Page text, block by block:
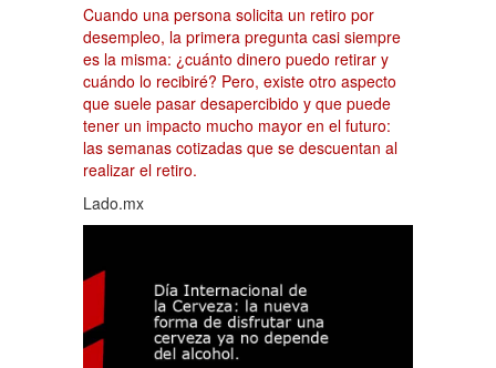
Cuando una persona solicita un retiro por
desempleo, la primera pregunta casi siempre
es la misma: ¿cuánto dinero puedo retirar y
cuándo lo recibiré? Pero, existe otro aspecto
que suele pasar desapercibido y que puede
tener un impacto mucho mayor en el futuro:
las semanas cotizadas que se descuentan al
realizar el retiro.
Lado.mx